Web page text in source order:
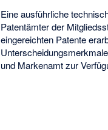
Eine ausführliche
Patentämter der
eingereichten Patente
und Markenamt zur